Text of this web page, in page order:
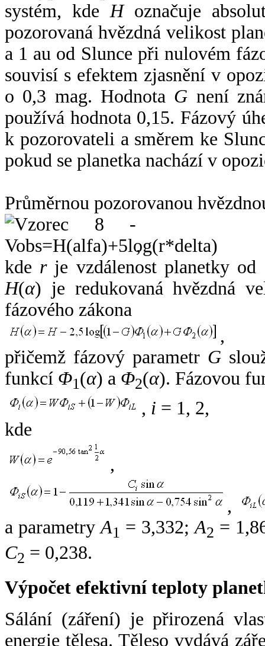
systém, kde Hoznačuje
pozorovaná hvězdná velikost
a 1 au od Slunce při nulovém
souvisí s efektem zjasnění v
o 0,3 mag. Hodnota G není
používá hodnota 0,15. Fázový
k pozorovateli a směrem ke
pokud se planetka nachází v
Průměrnou pozorovanou
,
kde rje vzdálenost planetky od
H(α) je redukovaná hvězdná
fázového zákona
,
přičemž fázový parametr G
funkcí Φ1(α) a Φ2(α). Fázovou
, i = 1, 2,
kde
,
,
a parametryA1 = 3,332;A2 =
C2 = 0,238.
Výpočet efektivní teploty
Sálání (záření) je přirozená
energie tělesa. Těleso vydává